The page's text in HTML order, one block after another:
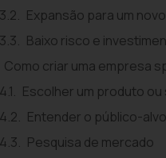
Expansão para um
Baixo risco e
Como criar uma empresa
Escolher um produto
Entender o público-alvo
Pesquisa de mercado